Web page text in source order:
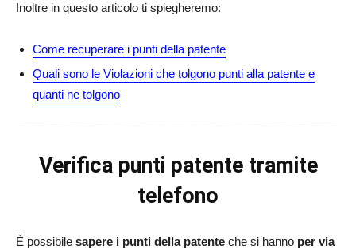
Inoltre in questo articolo ti spiegheremo:
Come recuperare i punti della patente
Quali sono le Violazioni che tolgono punti alla patente e
quanti ne tolgono
Verifica punti patente tramite
telefono
È possibile sapere i punti della patente che si hanno per via